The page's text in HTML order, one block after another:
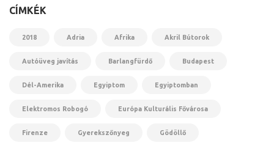
CÍMKÉK
2018 Adria Afrika Akril Bútorok
Autóüveg javítás Barlangfürdő Budapest
Dél-Amerika Egyiptom Egyiptomban
Elektromos Robogó Európa Kulturális Fővárosa
Firenze Gyerekszőnyeg Gödöllő